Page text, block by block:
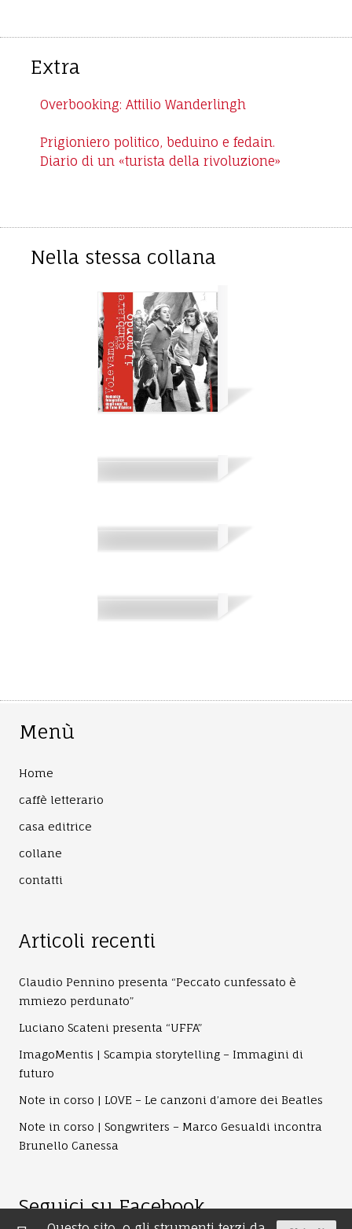
Extra
Overbooking: Attilio Wanderlingh
Prigioniero politico, beduino e fedain.
Diario di un «turista della rivoluzione»
Nella stessa collana
Menù
Home
caffè letterario
casa editrice
collane
contatti
Articoli recenti
Claudio Pennino presenta “Peccato cunfessato è
mmiezo perdunato”
Luciano Scateni presenta “UFFA”
ImagoMentis | Scampia storytelling – Immagini di
futuro
Note in corso | LOVE – Le canzoni d’amore dei Beatles
Note in corso | Songwriters – Marco Gesualdi incontra
Brunello Canessa
Seguici su Facebook